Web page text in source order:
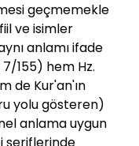
geçmemekle
ve isimler
anlamı ifade
155) hem Hz.
de Kur'an'ın
yolu gösteren)
anlama uygun